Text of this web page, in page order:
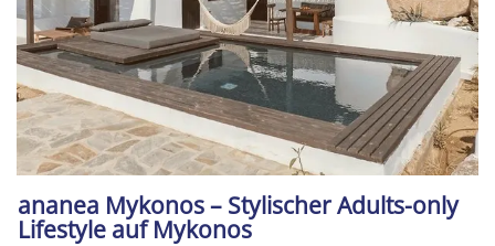
ananea Mykonos – Stylischer Adults-only
Lifestyle auf Mykonos